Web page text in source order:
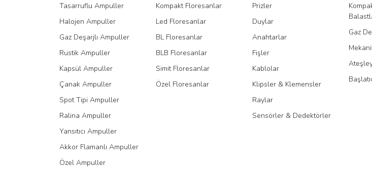
Gönder
Tasarruflu Ampuller
Halojen Ampuller
Gaz Deşarjlı Ampuller
Rustik Ampuller
Kapsül Ampuller
Çanak Ampuller
Spot Tipi Ampuller
Ralina Ampuller
Yansıtıcı Ampuller
Akkor Flamanlı Ampuller
Özel Ampuller
Kompakt Floresanlar
Led Floresanlar
BL Floresanlar
BLB Floresanlar
Simit Floresanlar
Özel Floresanlar
Prizler
Duylar
Anahtarlar
Fişler
Kablolar
Klipsler & Klemensler
Raylar
Sensörler & Dedektörler
Gaz